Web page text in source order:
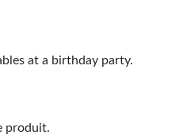
at a birthday party.
produit.